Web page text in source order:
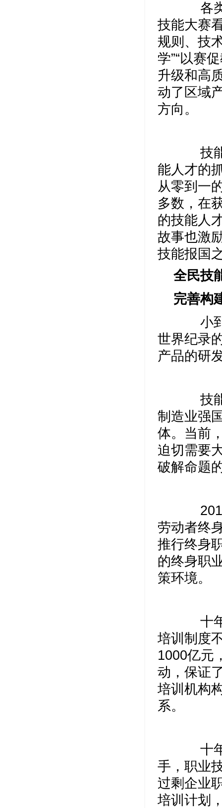
各类
技能大赛
规则、技
学”“以赛
升级和高
动了区域
方向。
技能
能人才的
从零到一
多数，在
的技能人
故事也激
技能报国
全民技
完善构
小到
世界纪录
产品的研
技能
制造业强
体。当前
迫切需要
破解命题
2013
劳动者终
推行终身
的终身职
策环境。
十年
培训制度
1000亿元
动，保证
培训机构
系。
十年
手，职业
过剩企业
培训计划